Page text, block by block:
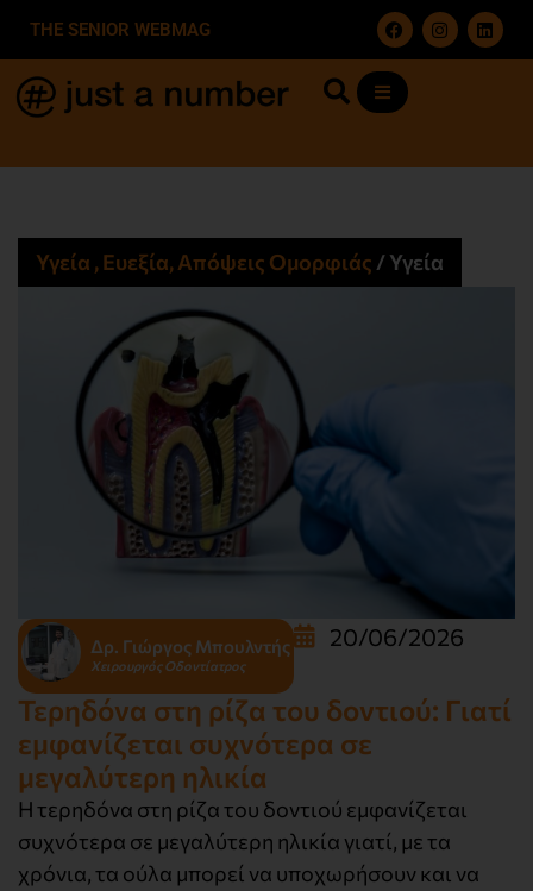
THE SENIOR WEBMAG
Υγεία , Ευεξία, Απόψεις Ομορφιάς​ /Υγεία
Δρ. Γιώργος Μπουλντής
Χειρουργός Οδοντίατρος
20/06/2026
Τερηδόνα στη ρίζα του δοντιού: Γιατί
εμφανίζεται συχνότερα σε
μεγαλύτερη ηλικία
Η τερηδόνα στη ρίζα του δοντιού εμφανίζεται
συχνότερα σε μεγαλύτερη ηλικία γιατί, με τα
χρόνια, τα ούλα μπορεί να υποχωρήσουν και να